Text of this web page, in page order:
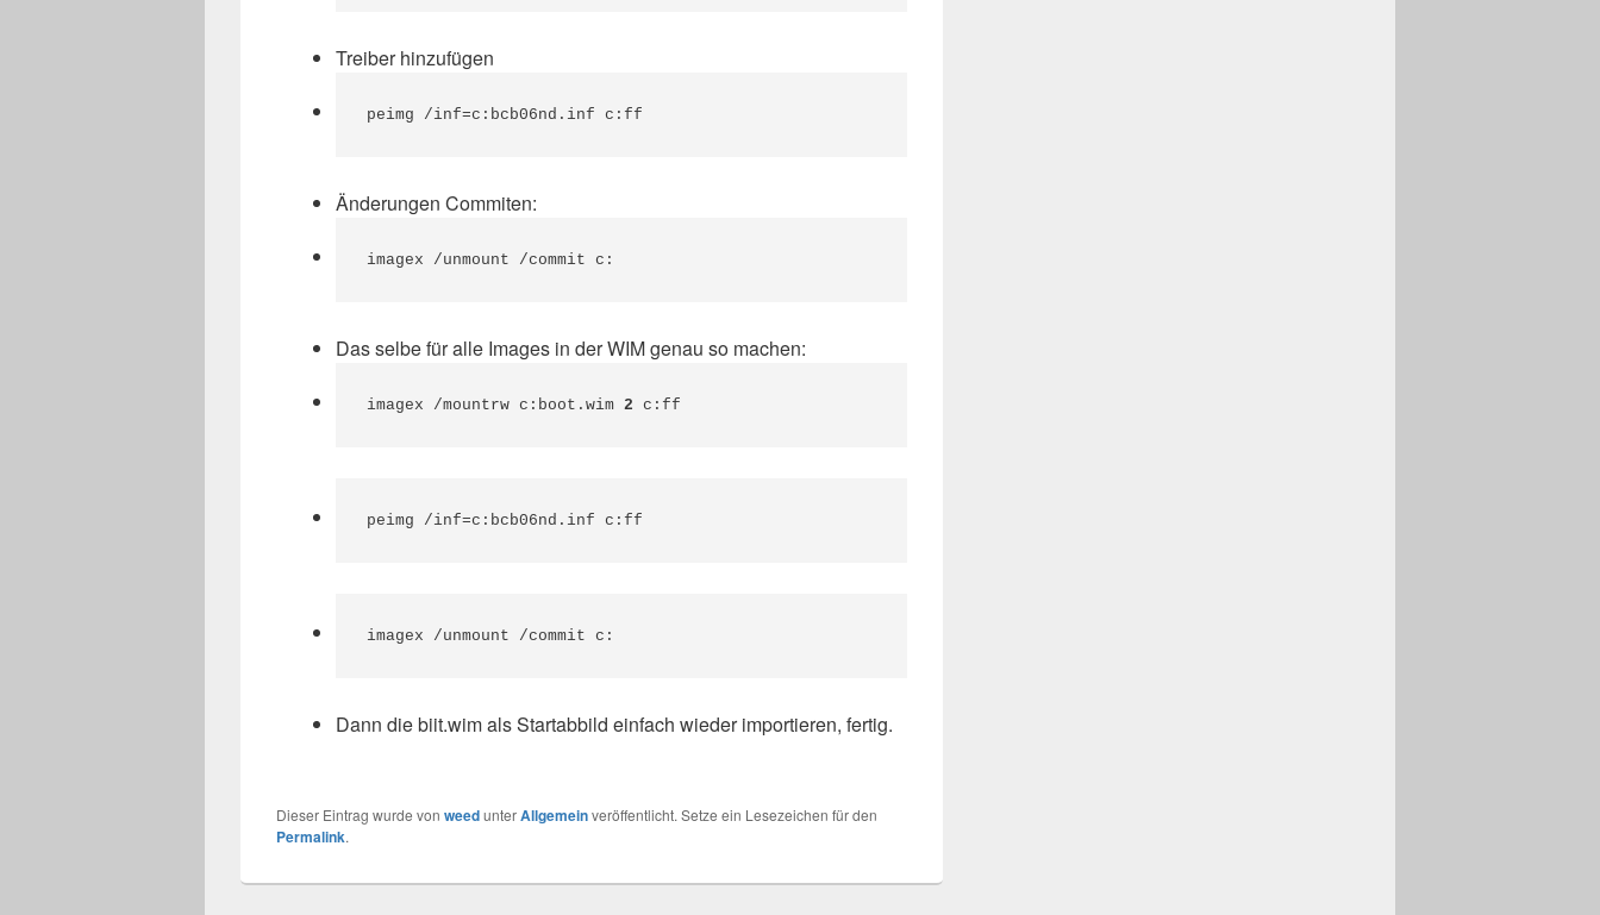
Treiber hinzufügen
peimg /inf=c:bcb06nd.inf c:ff
Änderungen Commiten:
imagex /unmount /commit c:
Das selbe für alle Images in der WIM genau so machen:
imagex /mountrw c:boot.wim 2 c:ff
peimg /inf=c:bcb06nd.inf c:ff
imagex /unmount /commit c:
Dann die biit.wim als Startabbild einfach wieder importieren, fertig.
Dieser Eintrag wurde von weedunterAllgemeinveröffentlicht. Setze ein Lesezeichen für den
Permalink.